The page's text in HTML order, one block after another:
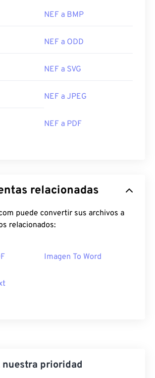
NEF a BMP
NEF a ODD
NEF a SVG
NEF a JPEG
NEF a PDF
relacionadas
puede convertir sus archivos a
relacionados:
Imagen To Word
nuestra prioridad